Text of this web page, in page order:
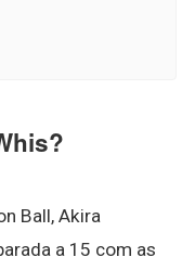
Ball, Akira
a 15 com as